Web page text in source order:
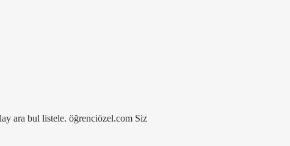
ara bul listele. öğrenciözel.com Siz